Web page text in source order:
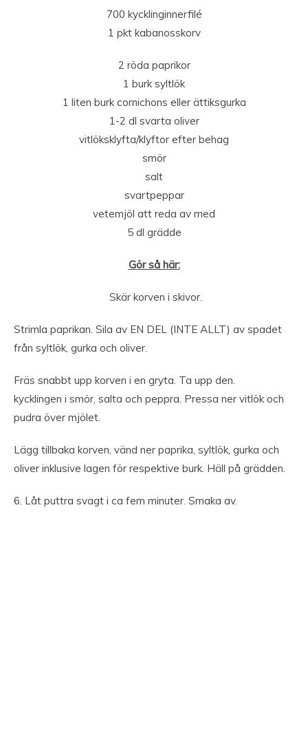
700 kycklinginnerfilé
1 pkt kabanosskorv
2 röda paprikor
1 burk syltlök
1 liten burk cornichons eller ättiksgurka
1-2 dl svarta oliver
vitlöksklyfta/klyftor efter behag
smör
salt
svartpeppar
vetemjöl att reda av med
5 dl grädde
Gör så här:
Skär korven i skivor.
Strimla paprikan. Sila av EN DEL (INTE ALLT) av spadet
från syltlök, gurka och oliver.
Fräs snabbt upp korven i en gryta. Ta upp den.
kycklingen i smör, salta och peppra. Pressa ner vitlök och
pudra över mjölet.
Lägg tillbaka korven, vänd ner paprika, syltlök, gurka och
oliver inklusive lagen för respektive burk. Häll på grädden.
6. Låt puttra svagt i ca fem minuter. Smaka av.